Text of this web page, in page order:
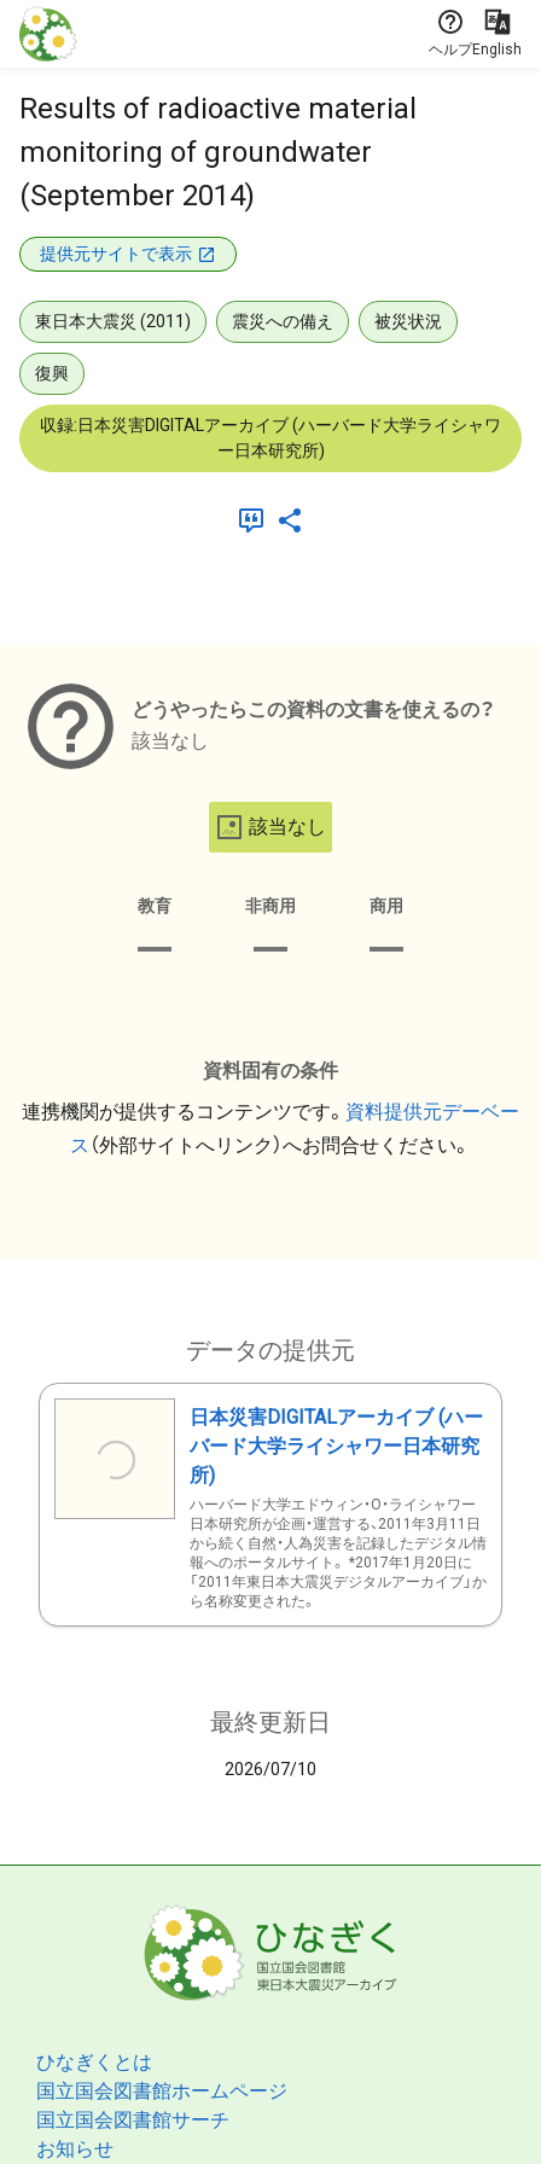
本文に飛ぶ
ヘルプEnglish
Results of radioactive material
monitoring of groundwater
(September 2014)
提供元サイトで表示
東日本大震災 (2011) 震災への備え 被災状況
復興
収録:日本災害DIGITALアーカイブ (ハーバード大学ライシャワ
ー日本研究所)
どうやったらこの資料の文書を使えるの？
該当なし
該当なし
教育 非商用 商用
資料固有の条件
連携機関が提供するコンテンツです。 資料提供元デーベー
ス （外部サイトへリンク）へお問合せください。
データの提供元
日本災害DIGITALアーカイブ (ハー
バード大学ライシャワー日本研究
所)
ハーバード大学エドウィン・O・ライシャワー
日本研究所が企画・運営する、2011年3月11日
から続く自然・人為災害を記録したデジタル情
報へのポータルサイト。 *2017年1月20日に
「2011年東日本大震災デジタルアーカイブ」か
ら名称変更された。
最終更新日
2026/07/10
ひなぎくとは
国立国会図書館ホームページ
国立国会図書館サーチ
お知らせ